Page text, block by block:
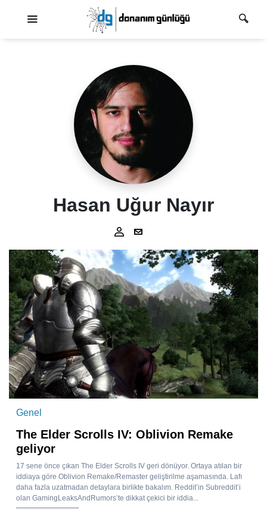
Hasan Uğur Nayır
Genel
The Elder Scrolls IV: Oblivion Remake
geliyor
17 sene önce çıkan The Elder Scrolls IV geri dönüyor. Ortaya atılan bir
iddiaya göre Oblivion Remake/Remaster geliştirilme aşamasında. Lafı
daha fazla uzatmadan detaylara birlikte bakalım. Reddit’in Subreddit’i
olan GamingLeaksAndRumors’te dikkat çekici bir iddia...